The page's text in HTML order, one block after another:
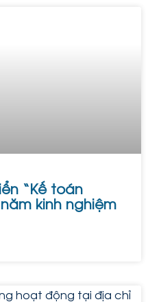
“Kế toán
kinh nghiệm